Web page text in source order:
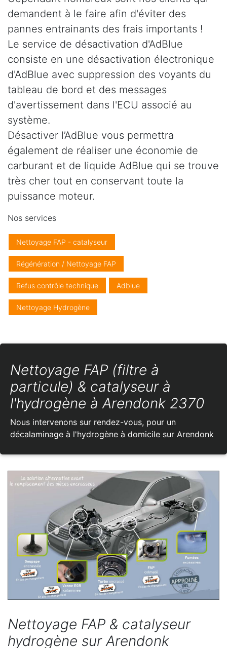
demandent à le faire afin d'éviter des
pannes entrainants des frais importants !
Le service de désactivation d'AdBlue
consiste en une désactivation électronique
d'AdBlue avec suppression des voyants du
tableau de bord et des messages
d'avertissement dans l'ECU associé au
système.
Désactiver l’AdBlue vous permettra
également de réaliser une économie de
carburant et de liquide AdBlue qui se trouve
très cher tout en conservant toute la
puissance moteur.
Nos services
Nettoyage FAP - catalyseur
Régénération / Nettoyage FAP
Refus contrôle technique Adblue
Nettoyage Hydrogène
Nettoyage FAP (filtre à
particule) & catalyseur à
l'hydrogène à Arendonk 2370
Nous intervenons sur rendez-vous, pour un
décalaminage à l'hydrogène à domicile sur Arendonk
Nettoyage FAP & catalyseur
hydrogène sur Arendonk